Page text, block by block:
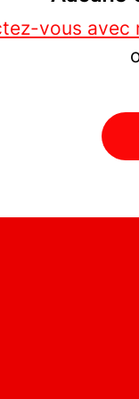
vous avec